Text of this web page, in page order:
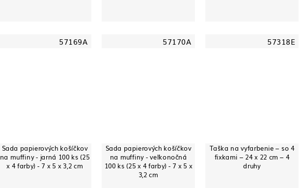
57169A
Sada papierových košíčkov
na muffiny - jarná 100 ks (25
x 4 farby) - 7 x 5 x 3,2 cm
57170A
Sada papierových košíčkov
na muffiny - veľkonočná
100 ks (25 x 4 farby) - 7 x 5 x
3,2 cm
57318E
Taška na vyfarbenie – so 4
fixkami – 24 x 22 cm – 4
druhy